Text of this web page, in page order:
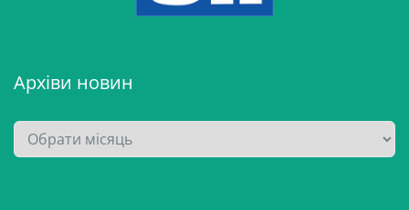
Архіви новин
А
р